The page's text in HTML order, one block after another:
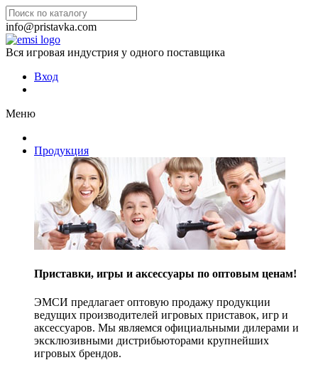
info@pristavka.com
Вся игровая индустрия у одного поставщика
Вход
Меню
Продукция
Приставки, игры и аксессуары по оптовым ценам!
ЭМСИ предлагает оптовую продажу продукции
ведущих производителей игровых приставок, игр и
аксессуаров. Мы являемся официальными дилерами и
эксклюзивными дистрибьюторами крупнейших
игровых брендов.